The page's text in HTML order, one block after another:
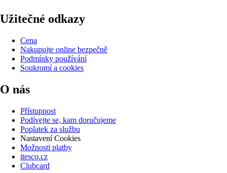
Užitečné odkazy
Cena
Nakupujte online bezpečně
Podmínky používání
Soukromí a cookies
O nás
Přístupnost
Podívejte se, kam doručujeme
Poplatek za službu
Nastavení Cookies
Možnosti platby
itesco.cz
Clubcard